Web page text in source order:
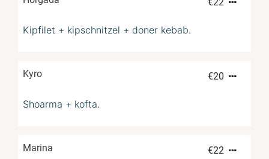
€22
Kipfilet + kipschnitzel + doner kebab.
Kyro €20
Shoarma + kofta.
Marina €22